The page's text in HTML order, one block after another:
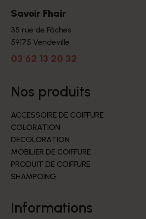
Savoir Fhair
35 rue de Fâches
59175 Vendeville
03 62 13 20 32
nos produits
ACCESSOIRE DE COIFFURE
COLORATION
DECOLORATION
MOBILIER DE COIFFURE
PRODUIT DE COIFFURE
SHAMPOING
informations